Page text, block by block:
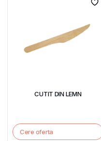
CUTIT DIN LEMN
Cere oferta